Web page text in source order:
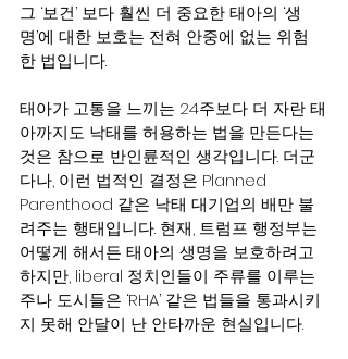
그 ‘보건’ 보다 훨씬 더 중요한 태아의 ‘생
명’에 대한 보호는 전혀 안중에 없는 위험
한 법입니다.
태아가 고통을 느끼는 24주보다 더 자란 태
아까지도 낙태를 허용하는 법을 만든다는
것은 참으로 반인륜적인 생각입니다. 더군
다나, 이런 법적인 결정은 Planned
Parenthood 같은 낙태 대기업의 배만 불
려주는 행태입니다. 현재, 트럼프 행정부는
어떻게 해서든 태아의 생명을 보호하려고
하지만, liberal 정치인들이 주류를 이루는
주나 도시들은 ‘RHA’ 같은 법들을 통과시키
지 못해 안달이 난 안타까운 현실입니다.